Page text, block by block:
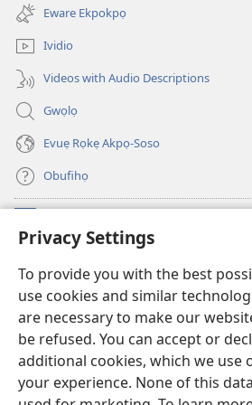
Privacy Settings
To provide you with the best
use cookies and similar
are necessary to make our
be refused. You can accept or
additional cookies, which we use
your experience. None of this
new
window)
Eware Ekpokpọ
Ividio
Videos with Audio Descriptions
Gwọlọ
Evuẹ Rọkẹ Akpọ-Soso
Obufihọ
(opens
new
UWOU-EBE ITANẸTE orọ Watchtower
(opens
new
window)JW Hub
(opens
new
window)JW Library